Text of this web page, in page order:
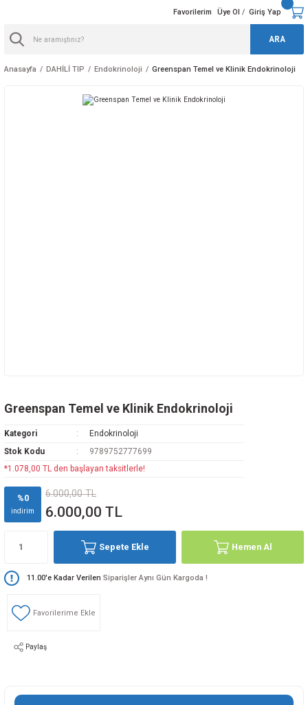
ARA
Favorilerim Üye Ol / Giriş Yap
Anasayfa DAHİLİ TIP Endokrinoloji Greenspan Temel ve Klinik Endokrinoloji
Greenspan Temel ve Klinik Endokrinoloji
Kategori
Endokrinoloji
Stok Kodu
9789752777699
*1.078,00 TL den başlayan taksitlerle!
%0
indirim
6.000,00 TL
6.000,00 TL
Sepete Ekle Hemen Al
11.00'e Kadar Verilen Siparişler Aynı Gün Kargoda !
Paylaş